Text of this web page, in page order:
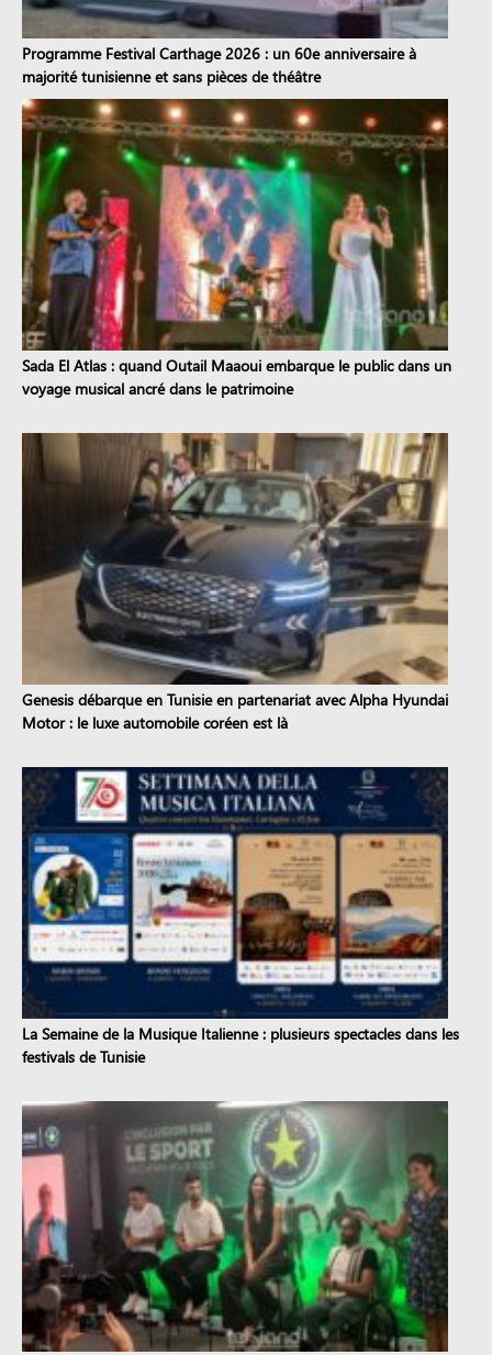
Programme Festival Carthage 2026 : un 60e anniversaire à
majorité tunisienne et sans pièces de théâtre
Sada El Atlas : quand Outail Maaoui embarque le public dans un
voyage musical ancré dans le patrimoine
Genesis débarque en Tunisie en partenariat avec Alpha Hyundai
Motor : le luxe automobile coréen est là
La Semaine de la Musique Italienne : plusieurs spectacles dans les
festivals de Tunisie